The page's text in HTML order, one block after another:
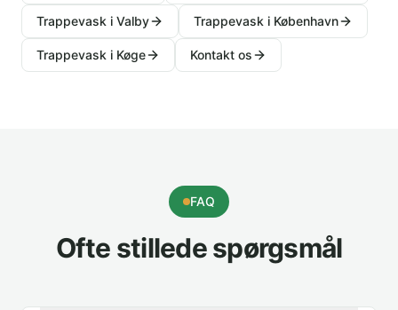
Trappevask i Valby Trappevask i København
Trappevask i Køge Kontakt os
FAQ
Ofte stillede spørgsmål